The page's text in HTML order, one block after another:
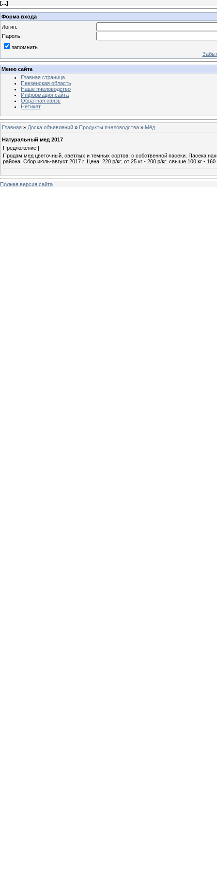
[...]
Форма входа
Логин:
Пароль:
запомнить
Меню сайта
Главная страница
Пензенская область
Наше пчеловодство
Информация сайта
Обратная связь
Нетикет
Главная » Доска объявлений » Продукты пчеловодства » Мёд
Натуральный мед 2017
Предложение |
Продам мед цветочный, светлых и темных сортов, с собственной пасеки. Пасека
района. Сбор июль-август 2017 г. Цена: 220 р/кг; от 25 кг - 200 р/кг; свыше 100 кг - 160
Полная версия сайта